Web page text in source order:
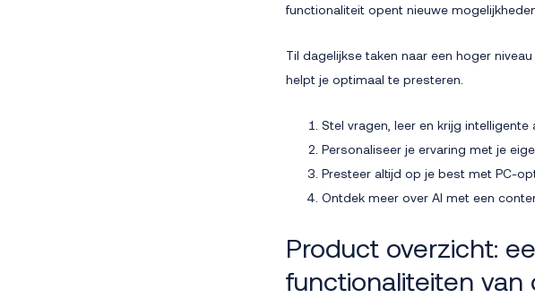
functionaliteit opent nieuwe
Til dagelijkse taken naar een hoger
helpt je optimaal te presteren.
Stel vragen, leer en krijg intelligente
Personaliseer je ervaring met je
Presteer altijd op je best met PC-
Ontdek meer over AI met een
Product overzicht:
functionaliteiten van